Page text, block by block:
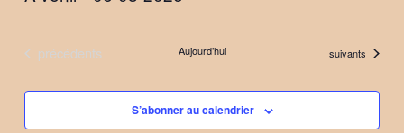
Sélectionnez
date.Évènements
précédents Aujourd’hui Évènements
suivants
S’abonner au calendrier